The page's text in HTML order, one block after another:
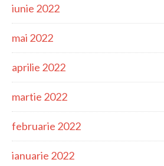
iunie 2022
mai 2022
aprilie 2022
martie 2022
februarie 2022
ianuarie 2022